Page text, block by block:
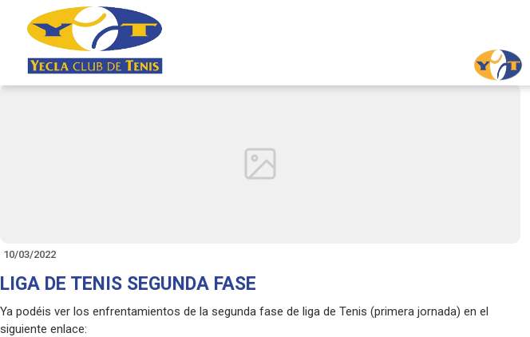
10/03/2022
LIGA DE TENIS SEGUNDA FASE
Ya podéis ver los enfrentamientos de la segunda fase de liga de Tenis (primera jornada) en el
siguiente enlace: